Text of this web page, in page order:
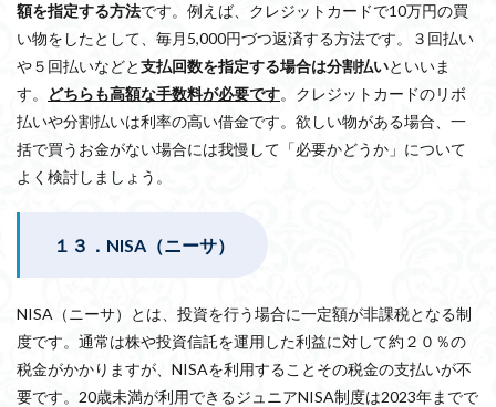
額を指定する方法です。例えば、クレジットカードで10万円の買
い物をしたとして、毎月5,000円づつ返済する方法です。３回払い
や５回払いなどと支払回数を指定する場合は分割払いといいま
す。
どちらも高額な手数料が必要です。クレジットカードのリボ
払いや分割払いは利率の高い借金です。欲しい物がある場合、一
括で買うお金がない場合には我慢して「必要かどうか」について
よく検討しましょう。
１３．NISA（ニーサ）
NISA（ニーサ）とは、投資を行う場合に一定額が非課税となる制
度です。通常は株や投資信託を運用した利益に対して約２０％の
税金がかかりますが、NISAを利用することその税金の支払いが不
要です。20歳未満が利用できるジュニアNISA制度は2023年までで